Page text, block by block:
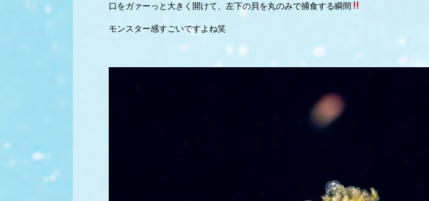
口をガァーっと大きく開けて、左下の貝を丸のみで捕食する瞬間
モンスター感すごいですよね笑